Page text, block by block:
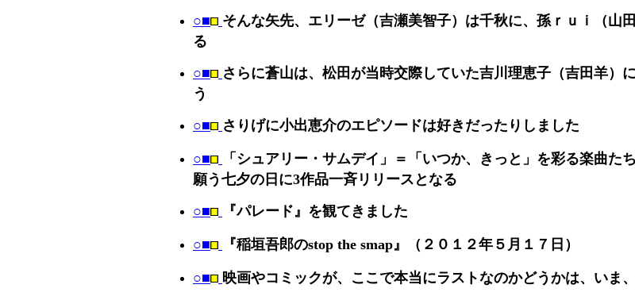
○■ そんな矢先、エリーゼ（吉瀬美智子）は千秋に、孫ｒｕｉ（山
る
○■ さらに蒼山は、松田が当時交際していた吉川理恵子（吉田羊）
う
○■ さりげに小出恵介のエピソードは好きだったりしました
○■ 「シュアリー・サムデイ」＝「いつか、きっと」を彩る楽曲た
願う七夕の日に3作品一斉リリースとなる
○■ 『パレード』を観てきました
○■ 『稲垣吾郎のstop the smap』（２０１２年５月１７日）
○■ 映画やコミックが、ここで本当にラストなのかどうかは、いま